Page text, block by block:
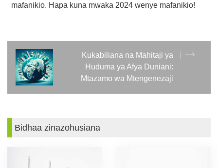
mafanikio. Hapa kuna mwaka 2024 wenye mafanikio!
Kukabiliana na Mahitaji ya
Huduma ya Afya Duniani:
Mtazamo wa Mtengenezaji
Bidhaa zinazohusiana